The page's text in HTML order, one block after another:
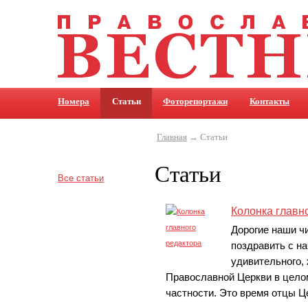
Номера Статьи Фоторепортажи Контакты
Все статьи
Главная→ Статьи
Статьи
Колонка
Дорогие наши
поздравить с
Православной Церкви в
частности. Это время отцы